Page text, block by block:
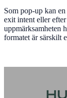
Som pop-up kan en
exit intent eller
uppmärksamheten
formatet är särskilt